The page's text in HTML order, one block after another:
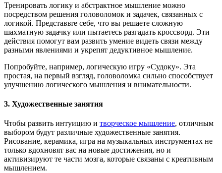
Тренировать логику и абстрактное мышление можно
посредством решения головоломок и задачек, связанных с
логикой. Представьте себе, что вы решаете сложную
шахматную задачку или пытаетесь разгадать кроссворд. Эти
действия помогут вам развить умение видеть связи между
разными явлениями и укрепят дедуктивное мышление.
Попробуйте, например, логическую игру «Судоку». Эта
простая, на первый взгляд, головоломка сильно способствует
улучшению логического мышления и внимательности.
3. Художественные занятия
Чтобы развить интуицию и творческое мышление, отличным
выбором будут различные художественные занятия.
Рисование, керамика, игра на музыкальных инструментах не
только вдохновят вас на новые достижения, но и
активизируют те части мозга, которые связаны с креативным
мышлением.